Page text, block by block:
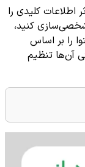
اطلاعات کلیدی را
کنید،
را بر اساس
آن‌ها تنظیم